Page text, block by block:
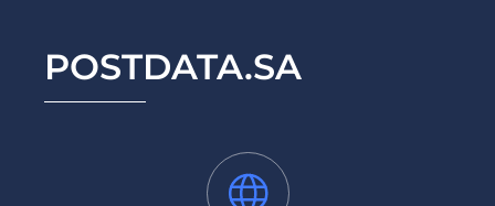
POSTDATA.SA